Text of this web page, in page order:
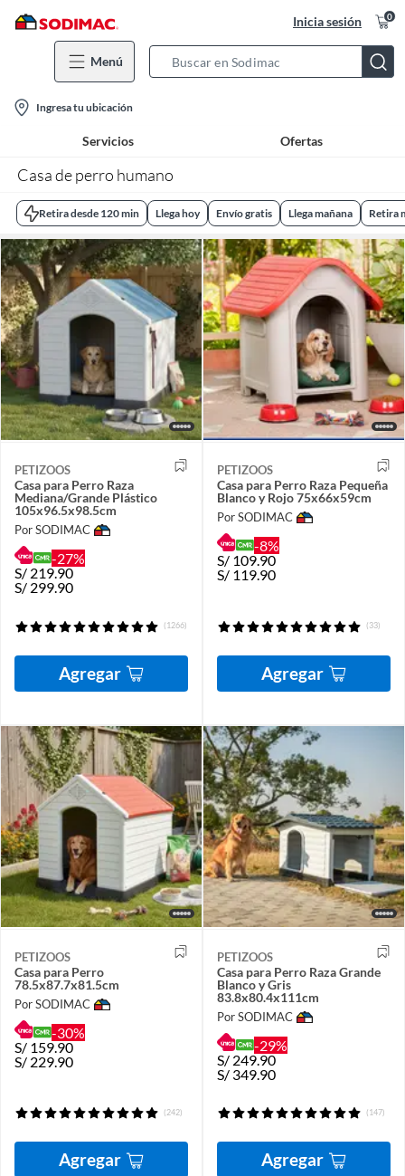
Inicia sesión 0
Menú
Bar
location-
icon
Ingresa tu ubicación
Servicios Ofertas
Casa de perro humano
Retira desde 120 min Llega hoy Envío gratis Llega mañana Retira
PETIZOOS
Casa para Perro Raza
Mediana/Grande Plástico
105x96.5x98.5cm
Por SODIMAC
-27%
S/ 219.90
S/ 299.90
(1266)
Agregar
PETIZOOS
Casa para Perro Raza Pequeña
Blanco y Rojo 75x66x59cm
Por SODIMAC
-8%
S/ 109.90
S/ 119.90
(33)
Agregar
PETIZOOS
Casa para Perro
78.5x87.7x81.5cm
Por SODIMAC
-30%
S/ 159.90
S/ 229.90
(242)
Agregar
PETIZOOS
Casa para Perro Raza Grande
Blanco y Gris
83.8x80.4x111cm
Por SODIMAC
-29%
S/ 249.90
S/ 349.90
(147)
Agregar